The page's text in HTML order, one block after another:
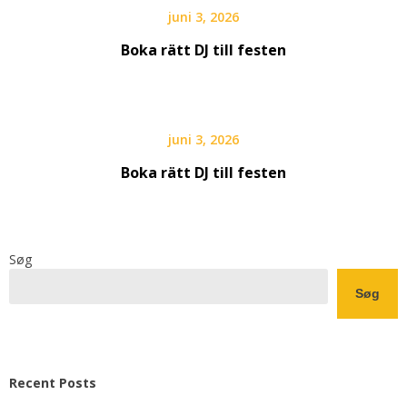
juni 3, 2026
Boka rätt DJ till festen
juni 3, 2026
Boka rätt DJ till festen
Søg
Søg
Recent Posts